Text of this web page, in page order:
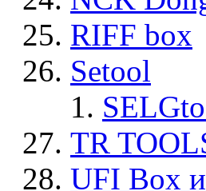
RIFF box
Setool
TR
UFI Box